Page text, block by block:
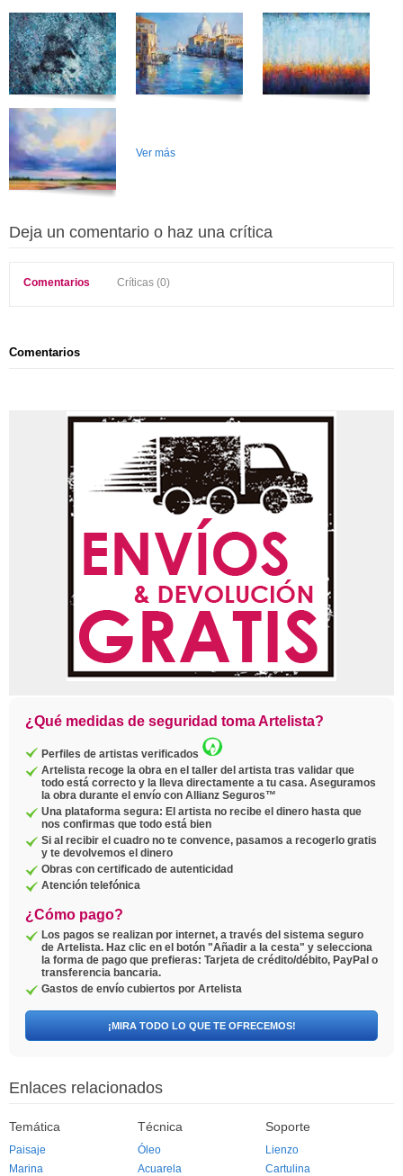
Ver más
Deja un comentario o haz una crítica
Comentarios Críticas (0)
Comentarios
¿Qué medidas de seguridad toma Artelista?
Perfiles de artistas verificados
Artelista recoge la obra en el taller del artista tras validar que
todo está correcto y la lleva directamente a tu casa. Aseguramos
la obra durante el envío con Allianz Seguros™
Una plataforma segura: El artista no recibe el dinero hasta que
nos confirmas que todo está bien
Si al recibir el cuadro no te convence, pasamos a recogerlo gratis
y te devolvemos el dinero
Obras con certificado de autenticidad
Atención telefónica
¿Cómo pago?
Los pagos se realizan por internet, a través del sistema seguro
de Artelista. Haz clic en el botón "Añadir a la cesta" y selecciona
la forma de pago que prefieras: Tarjeta de crédito/débito, PayPal o
transferencia bancaria.
Gastos de envío cubiertos por Artelista
¡MIRA TODO LO QUE TE OFRECEMOS!
Enlaces relacionados
Temática
Paisaje
Marina
Técnica
Óleo
Acuarela
Soporte
Lienzo
Cartulina